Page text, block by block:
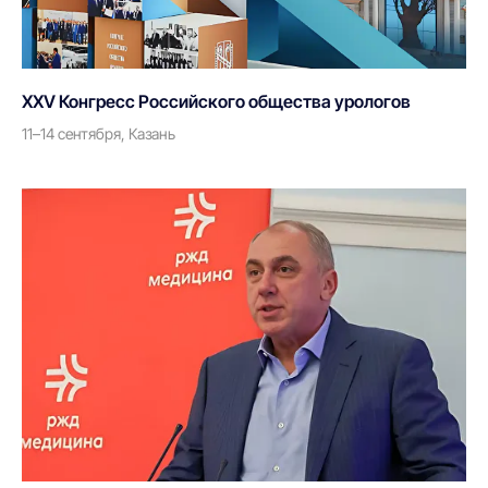
XXV Конгресс Российского общества урологов
11–14 сентября, Казань
О компании
Партнерам
Пресс-центр
Бренды
г. Москва, улица Врубеля,
По всем вопросам
info@andromeda-ms.ru
+7 (499) 390 90 36
Данный интернет-сайт, а также вся информация о товарах и ценах,
предоставленная на нём, носит исключительно информационный
характер и ни при каких условиях не является публичной офертой